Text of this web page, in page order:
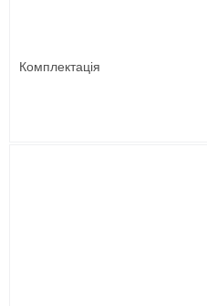
Комплектація